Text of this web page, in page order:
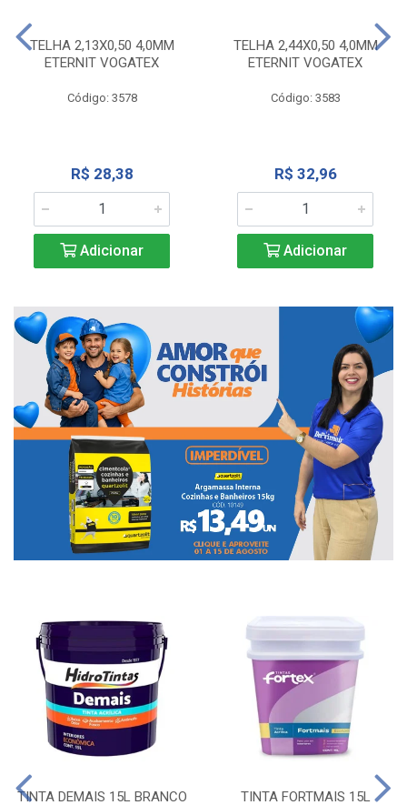
TELHA 2,13X0,50 4,0MM
ETERNIT VOGATEX
Código: 3578
R$ 28,38
Adicionar
TELHA 2,44X0,50 4,0MM
ETERNIT VOGATEX
Código: 3583
R$ 32,96
Adicionar
TINTA DEMAIS 15L BRANCO TINTA FORTMAIS 15L